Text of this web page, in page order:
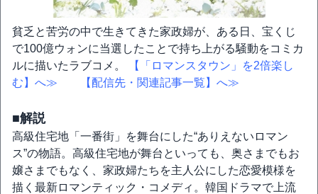
貧乏と苦労の中で生きてきた家政婦が、ある日、宝くじ
で100億ウォンに当選したことで持ち上がる騒動をコミカ
ルに描いたラブコメ。
【「ロマンスタウン」を2倍楽し
む】へ≫
【配信先・関連記事一覧】へ≫
■解説
高級住宅地「一番街」を舞台にした“ありえないロマン
ス”の物語。高級住宅地が舞台といっても、奥さまでもお
嬢さまでもなく、家政婦たちを主人公にした恋愛模様を
描く最新ロマンティック・コメディ。韓国ドラマで上流